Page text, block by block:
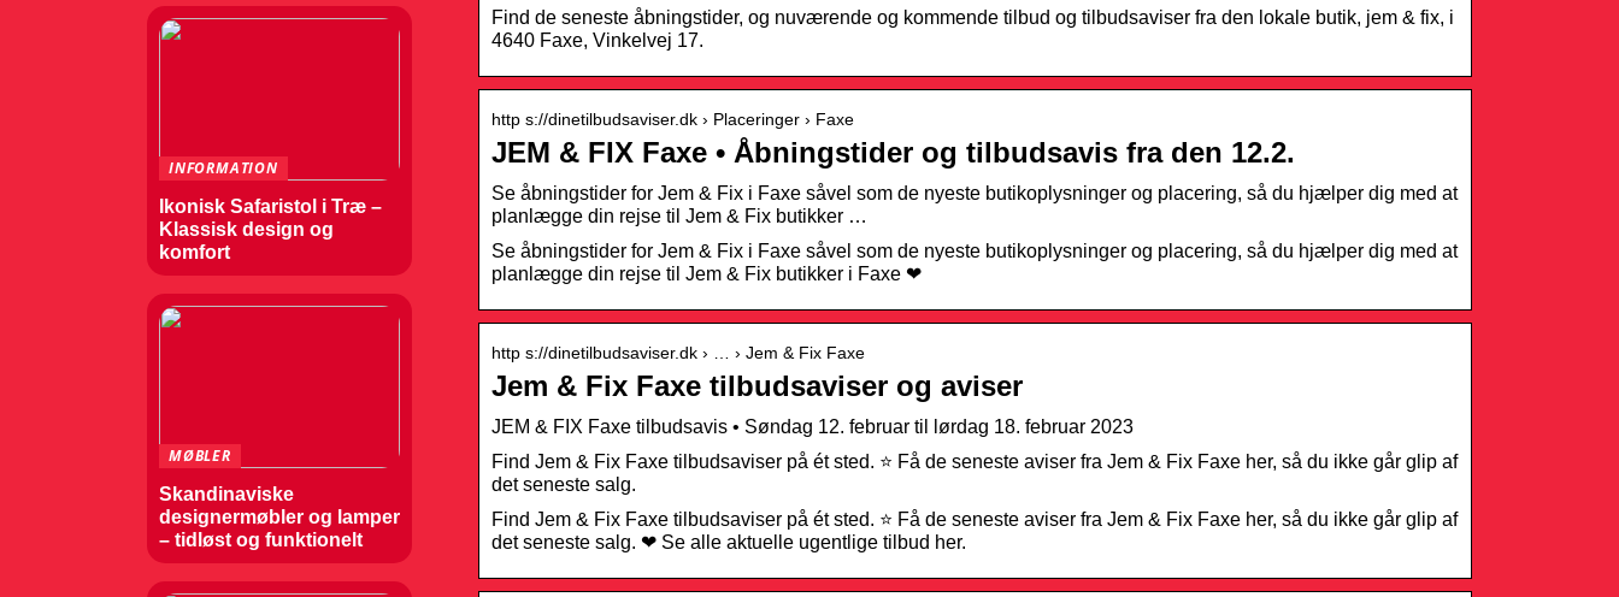
Find de seneste åbningstider, og nuværende og kommende tilbud og tilbudsaviser fra den lokale butik, jem & fix, i
4640 Faxe, Vinkelvej 17.
http s://dinetilbudsaviser.dk › Placeringer › Faxe
JEM & FIX Faxe • Åbningstider og tilbudsavis fra den 12.2.
Se åbningstider for Jem & Fix i Faxe såvel som de nyeste butikoplysninger og placering, så du hjælper dig med at
planlægge din rejse til Jem & Fix butikker …
Se åbningstider for Jem & Fix i Faxe såvel som de nyeste butikoplysninger og placering, så du hjælper dig med at
planlægge din rejse til Jem & Fix butikker i Faxe ❤
http s://dinetilbudsaviser.dk › … › Jem & Fix Faxe
Jem & Fix Faxe tilbudsaviser og aviser
JEM & FIX Faxe tilbudsavis • Søndag 12. februar til lørdag 18. februar 2023
Find Jem & Fix Faxe tilbudsaviser på ét sted. ⭐ Få de seneste aviser fra Jem & Fix Faxe her, så du ikke går glip af
det seneste salg.
Find Jem & Fix Faxe tilbudsaviser på ét sted. ⭐ Få de seneste aviser fra Jem & Fix Faxe her, så du ikke går glip af
det seneste salg. ❤ Se alle aktuelle ugentlige tilbud her.
INFORMATION
Ikonisk Safaristol i Træ –
Klassisk design og
komfort
MØBLER
Skandinaviske
designermøbler og lamper
– tidløst og funktionelt